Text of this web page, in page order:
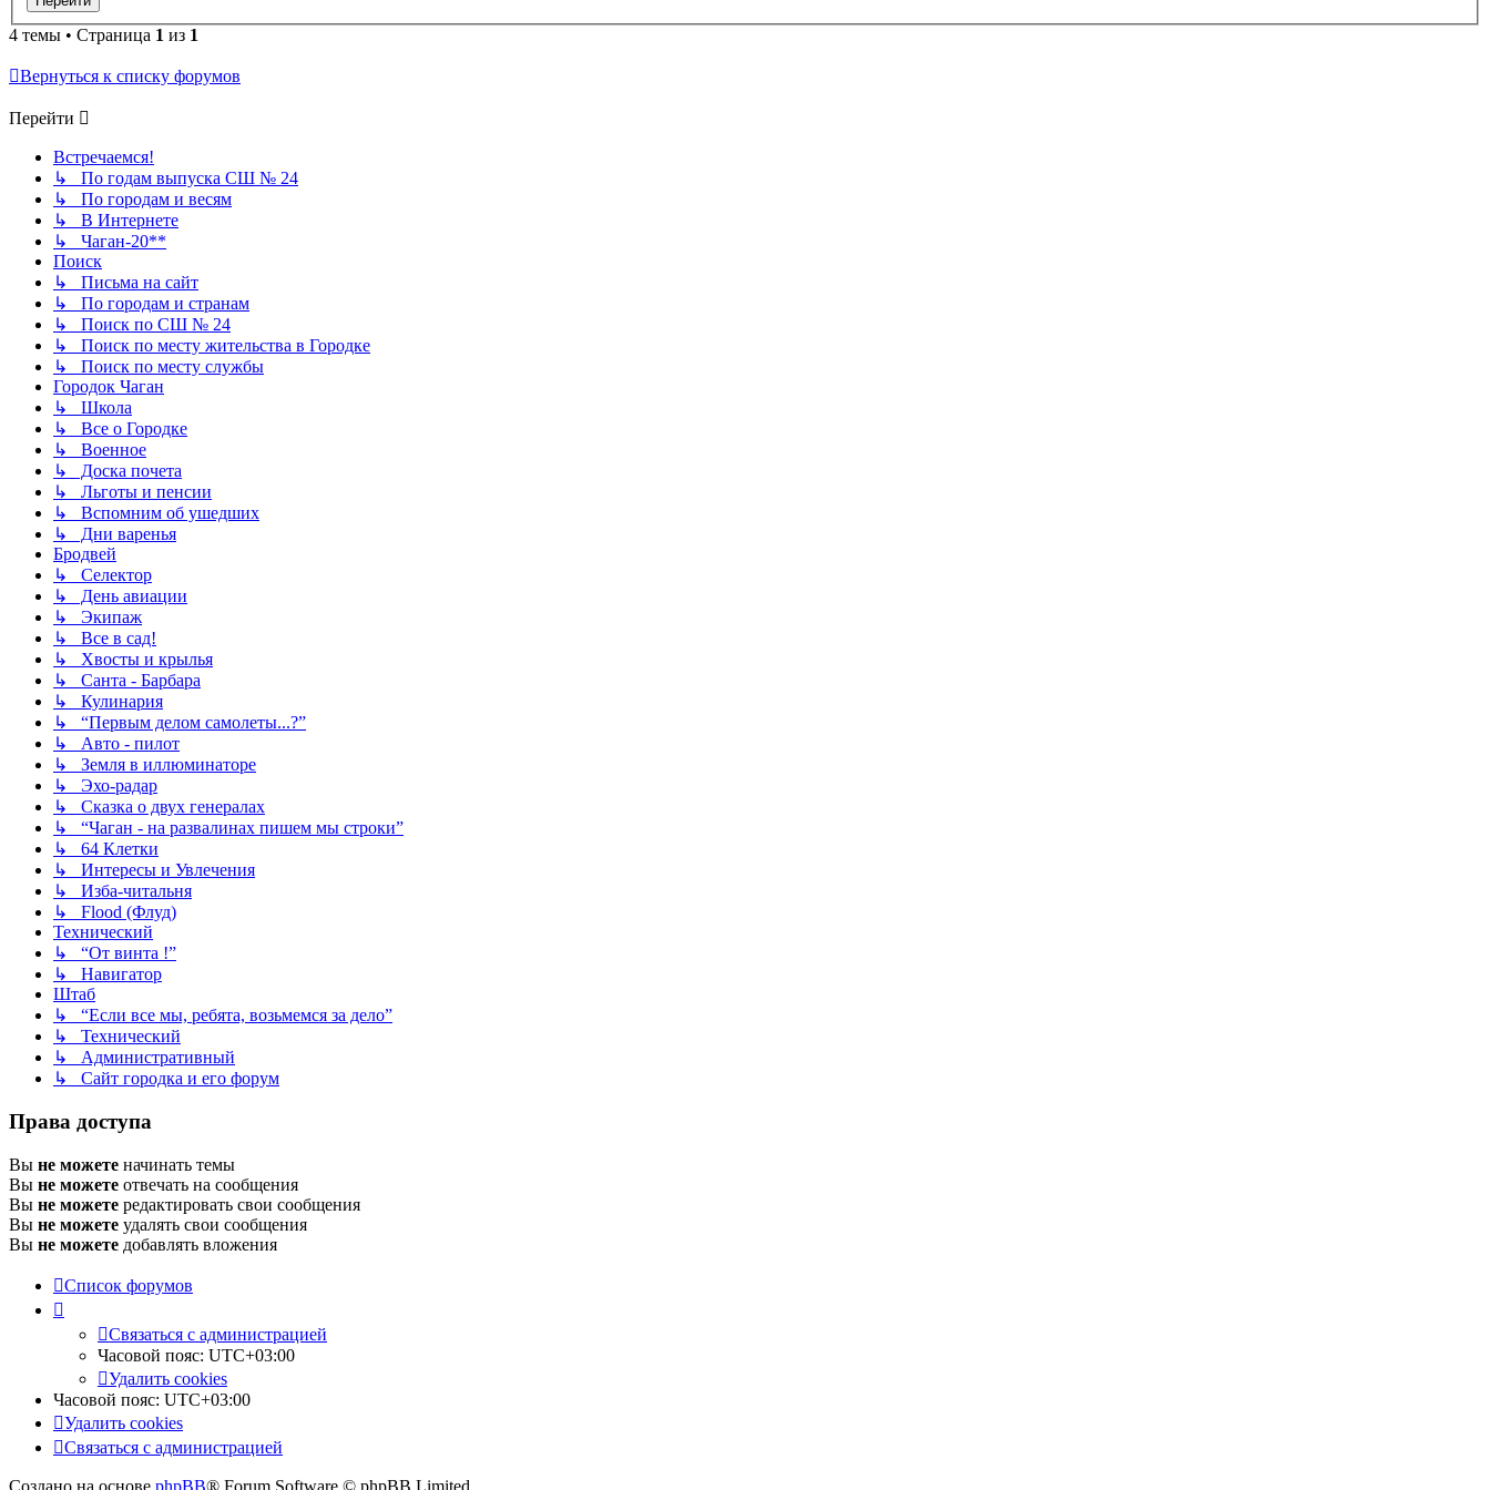
4 темы • Страница 1 из 1
Вернуться к списку форумов
Перейти
Встречаемся!
↳ По годам выпуска СШ № 24
↳ По городам и весям
↳ В Интернете
↳ Чаган-20**
Поиск
↳ Письма на сайт
↳ По городам и странам
↳ Поиск по СШ № 24
↳ Поиск по месту жительства в Городке
↳ Поиск по месту службы
Городок Чаган
↳ Школа
↳ Все о Городке
↳ Военное
↳ Доска почета
↳ Льготы и пенсии
↳ Вспомним об ушедших
↳ Дни варенья
Бродвей
↳ Селектор
↳ День авиации
↳ Экипаж
↳ Все в сад!
↳ Хвосты и крылья
↳ Санта - Барбара
↳ Кулинария
↳ “Первым делом самолеты...?”
↳ Авто - пилот
↳ Земля в иллюминаторе
↳ Эхо-радар
↳ Сказка о двух генералах
↳ “Чаган - на развалинах пишем мы строки”
↳ 64 Клетки
↳ Интересы и Увлечения
↳ Изба-читальня
↳ Flood (Флуд)
Технический
↳ “От винта !”
↳ Навигатор
Штаб
↳ “Если все мы, ребята, возьмемся за дело”
↳ Технический
↳ Административный
↳ Сайт городка и его форум
Права доступа
Вы не можете начинать темы
Вы не можете отвечать на сообщения
Вы не можете редактировать свои сообщения
Вы не можете удалять свои сообщения
Вы не можете добавлять вложения
Список форумов
Связаться с администрацией
Часовой пояс: UTC+03:00
Удалить cookies
Часовой пояс: UTC+03:00
Удалить cookies
Связаться с администрацией
Создано на основе phpBB® Forum Software © phpBB Limited